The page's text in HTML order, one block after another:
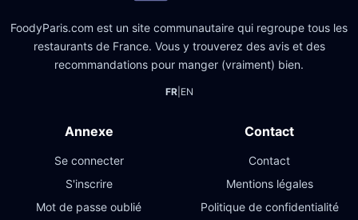
FoodyParis.com est un site communautaire qui regroupe tous les
restaurants de France. Vous y trouverez des avis et des
recommandations pour manger (vraiment) bien.
FR| EN
Annexe
Se connecter
S'inscrire
Mot de passe oublié
Contact
Contact
Mentions légales
Politique de confidentialité